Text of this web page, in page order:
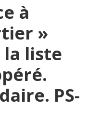
à
»
la liste
PS-